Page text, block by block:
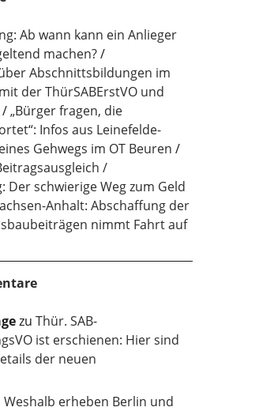
Ab wann kann ein Anlieger
machen?
Abschnittsbildungen im
der ThürSABErstVO und
„Bürger fragen, die
Infos aus Leinefelde-
Gehwegs im OT Beuren
/
Der schwierige Weg zum Geld
Anhalt: Abschaffung der
nimmt Fahrt auf
zu Thür. SAB-
ist erschienen: Hier sind
der neuen
Weshalb erheben Berlin und